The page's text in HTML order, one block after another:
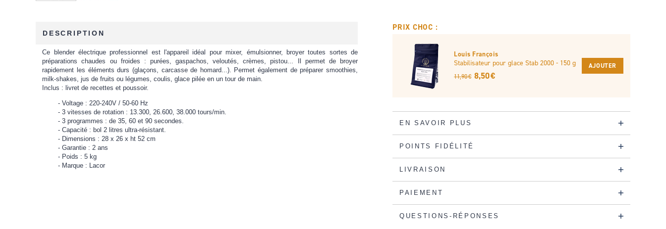
DESCRIPTION
Ce blender électrique professionnel est l'appareil idéal pour mixer, émulsionner, broyer toutes sortes de
préparations chaudes ou froides : purées, gaspachos, veloutés, crèmes, pistou... Il permet de broyer
rapidement les éléments durs (glaçons, carcasse de homard...). Permet également de préparer smoothies,
milk-shakes, jus de fruits ou légumes, coulis, glace pilée en un tour de main.
Inclus : livret de recettes et poussoir.
Voltage : 220-240V / 50-60 Hz
3 vitesses de rotation : 13.300, 26.600, 38.000 tours/min.
3 programmes : de 35, 60 et 90 secondes.
Capacité : bol 2 litres ultra-résistant.
Dimensions : 28 x 26 x ht 52 cm
Garantie : 2 ans
Poids : 5 kg
Marque : Lacor
PRIX CHOC :
Louis François
Stabilisateur pour glace Stab 2000 - 150 g
11,90 € 8,50 €
AJOUTER
EN SAVOIR PLUS
POINTS FIDÉLITÉ
LIVRAISON
PAIEMENT
QUESTIONS-RÉPONSES